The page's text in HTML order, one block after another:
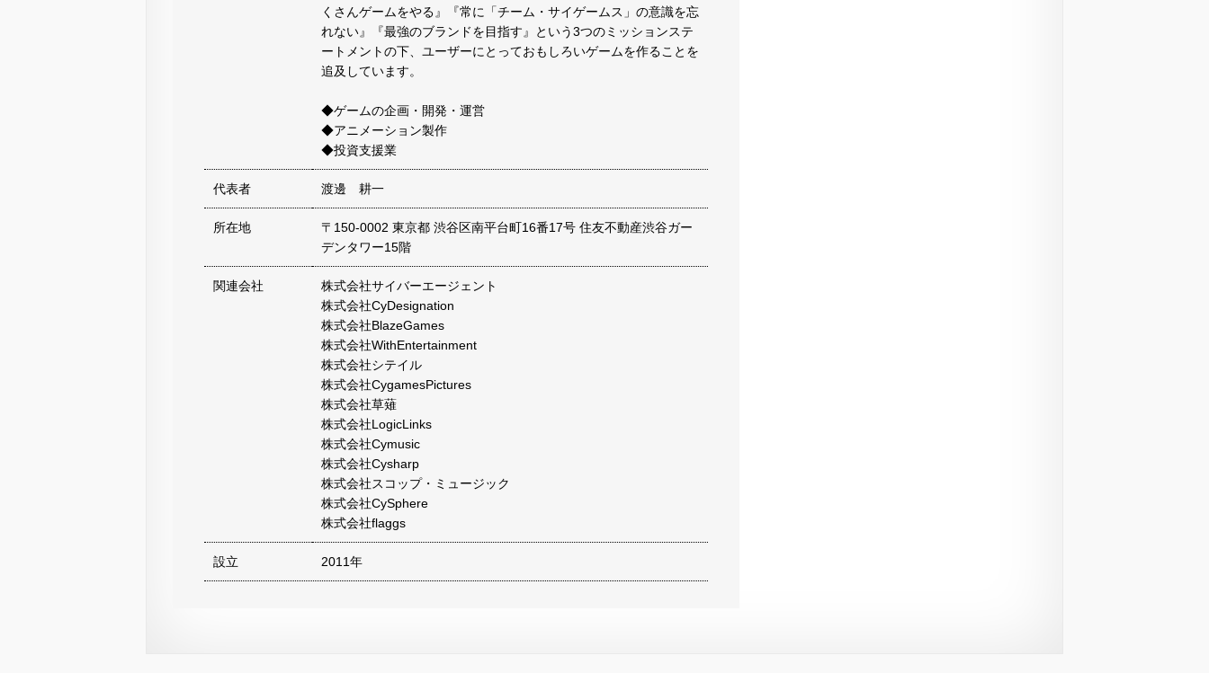
くさんゲームをやる』『常に「チーム・サイゲームス」の意識を忘
れない』『最強のブランドを目指す』という3つのミッションステ
ートメントの下、ユーザーにとっておもしろいゲームを作ることを
追及しています。
◆ゲームの企画・開発・運営
◆アニメーション製作
◆投資支援業
代表者 渡邊 耕一
所在地
〒150-0002 東京都 渋谷区南平台町16番17号 住友不動産渋谷ガー
デンタワー15階
関連会社
株式会社サイバーエージェント
株式会社CyDesignation
株式会社BlazeGames
株式会社WithEntertainment
株式会社シテイル
株式会社CygamesPictures
株式会社草薙
株式会社LogicLinks
株式会社Cymusic
株式会社Cysharp
株式会社スコップ・ミュージック
株式会社CySphere
株式会社flaggs
設立 2011年